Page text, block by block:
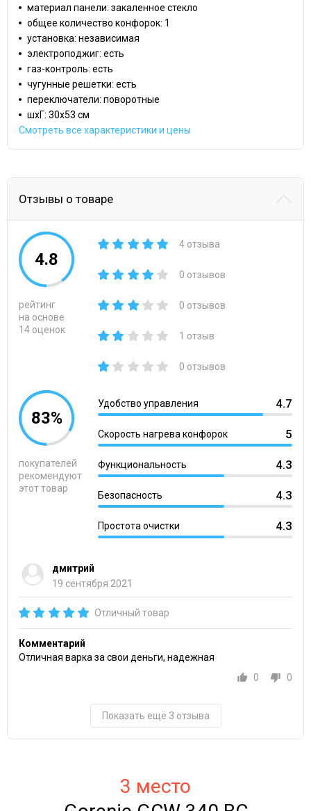
материал панели: закаленное стекло
общее количество конфорок: 1
установка: независимая
электроподжиг: есть
газ-контроль: есть
чугунные решетки: есть
переключатели: поворотные
шхГ: 30х53 см
Смотреть все характеристики и цены
Отзывы о товаре
4.8
рейтинг
на основе
14 оценок
4 отзыва
0 отзывов
0 отзывов
1 отзыв
0 отзывов
83%
покупателей
рекомендуют
этот товар
Удобство управления 4.7
Скорость нагрева конфорок 5
Функциональность 4.3
Безопасность 4.3
Простота очистки 4.3
дмитрий
19 сентября 2021
Отличный товар
Комментарий
Отличная варка за свои деньги, надежная
0
0
Показать ещё 3 отзыва
3 место